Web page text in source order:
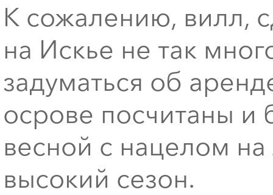
К сожалению, вилл,
на Искье не так
задуматься об
осрове посчитаны
весной с нацелом
высокий сезон.